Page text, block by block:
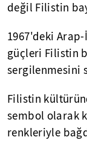
değil Filistin
1967'deki
güçleri Filistin
sergilenmesini
Filistin
sembol olarak
renkleriyle